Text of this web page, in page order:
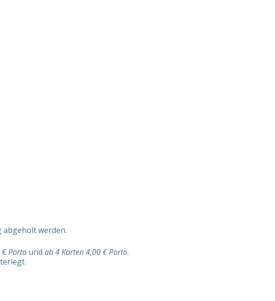
werden.
€ Porto und ab 4 Karten 4,00 € Porto.